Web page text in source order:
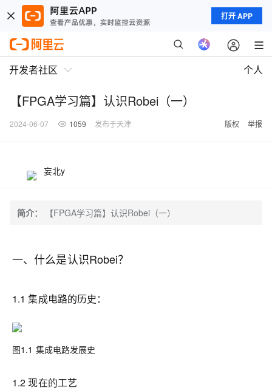
打开 APP
开发者社区 个人
【FPGA学习篇】认识Robei（一）
2024-06-07 1059 发布于天津 版权 举报
妄北y
简介： 【FPGA学习篇】认识Robei（一）
一、什么是认识Robei？
1.1 集成电路的历史：
图1.1 集成电路发展史
1.2 现在的工艺